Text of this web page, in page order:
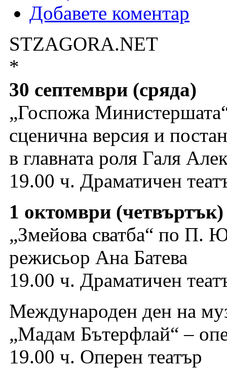
Добавете коментар
STZAGORA.NET
*
30 септември (сряда)
„Госпожа
сценична версия и
в главната роля Галя
19.00 ч. Драматичен
1 октомври (четвъртък)
„Змейова сватба“ по П.
режисьор Ана Батева
19.00 ч. Драматичен
Международен ден на
„Мадам Бътерфлай“ –
19.00 ч. Оперен театър